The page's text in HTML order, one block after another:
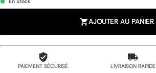
AJOUTER AU PANIER
PAIEMENT SÉCURISÉ LIVRAISON RAPIDE